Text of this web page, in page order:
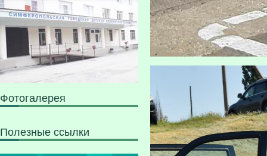
Фотогалерея
Полезные ссылки